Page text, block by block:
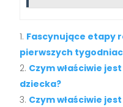
Fascynujące etapy
pierwszych
Czym właściwie
dziecka?
Czym właściwie